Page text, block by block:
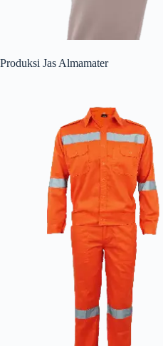
Produksi Jas Almamater